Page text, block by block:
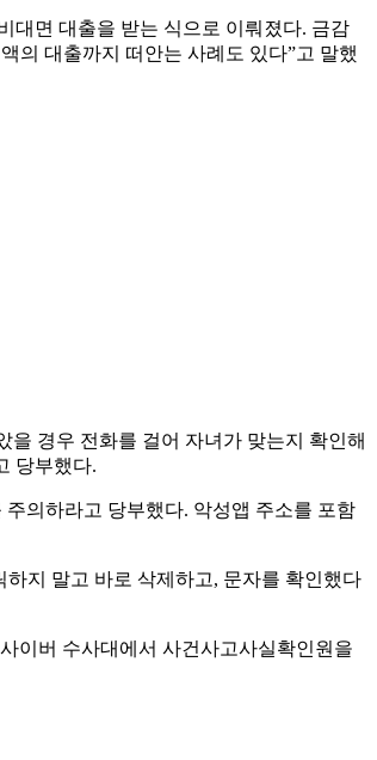
대면 대출을 받는 식으로 이뤄졌다. 금감
의 대출까지 떠안는 사례도 있다”고 말했
경우 전화를 걸어 자녀가 맞는지 확인해
당부했다.
주의하라고 당부했다. 악성앱 주소를 포함
지 말고 바로 삭제하고, 문자를 확인했다
이버 수사대에서 사건사고사실확인원을